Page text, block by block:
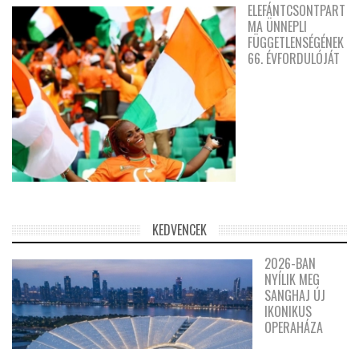
ELEFÁNTCSONTPART
MA ÜNNEPLI
FÜGGETLENSÉGÉNEK
66. ÉVFORDULÓJÁT
KEDVENCEK
2026-BAN
NYÍLIK MEG
SANGHAJ ÚJ
IKONIKUS
OPERAHÁZA